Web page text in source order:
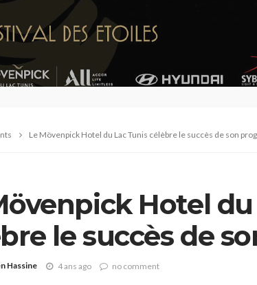
Le Mövenpick Hotel du Lac Tunis célèbre le succès de son
Hotel
le succès de
ramadan
Hassine 4 ans ago no comment